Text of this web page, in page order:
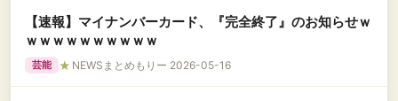
【速報】マイナンバーカード、『完全終了』のお知らせｗ
ｗｗｗｗｗｗｗｗｗｗ
芸能 ★ NEWSまとめもりー 2026-05-16